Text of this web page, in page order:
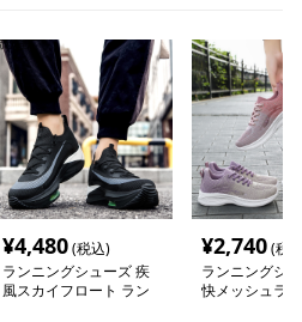
¥4,480(税込)
ランニングシューズ 疾
風スカイフロート ラン
¥2,740(税
ランニングシ
快メッシュラ